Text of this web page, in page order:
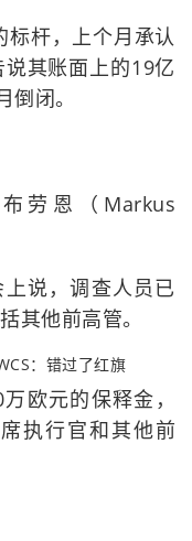
杆，上个月承认
其账面上的19亿
闭。
劳恩（Markus
说，调查人员已
其他前高管。
：错过了红旗
欧元的保释金，
执行官和其他前